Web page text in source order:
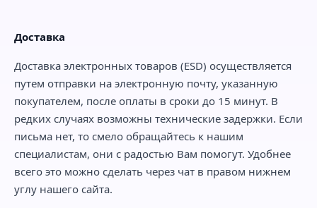
Доставка
Доставка электронных товаров (ESD) осуществляется
путем отправки на электронную почту, указанную
покупателем, после оплаты в сроки до 15 минут. В
редких случаях возможны технические задержки. Если
письма нет, то смело обращайтесь к нашим
специалистам, они с радостью Вам помогут. Удобнее
всего это можно сделать через чат в правом нижнем
углу нашего сайта.